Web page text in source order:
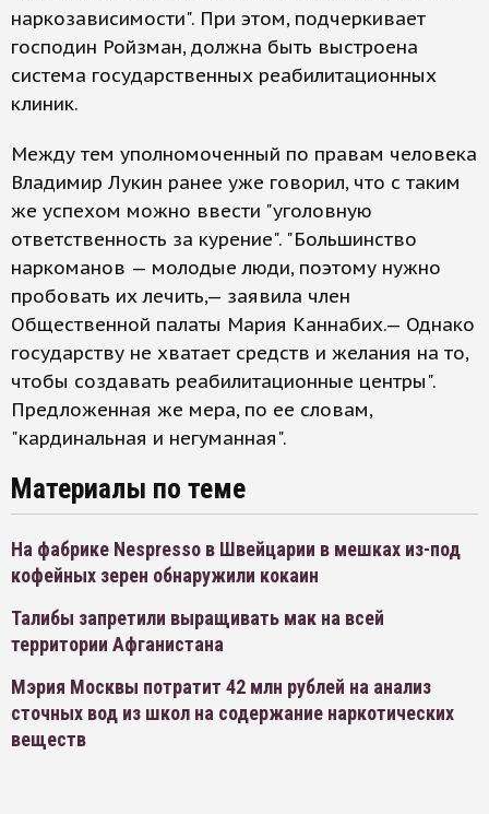
наркозависимости". При этом, подчеркивает
господин Ройзман, должна быть выстроена
система государственных реабилитационных
клиник.
Между тем уполномоченный по правам человека
Владимир Лукин ранее уже говорил, что с таким
же успехом можно ввести "уголовную
ответственность за курение". "Большинство
наркоманов — молодые люди, поэтому нужно
пробовать их лечить,— заявила член
Общественной палаты Мария Каннабих.— Однако
государству не хватает средств и желания на то,
чтобы создавать реабилитационные центры".
Предложенная же мера, по ее словам,
"кардинальная и негуманная".
Материалы по теме
На фабрике Nespresso в Швейцарии в мешках из-под
кофейных зерен обнаружили кокаин
Талибы запретили выращивать мак на всей
территории Афганистана
Мэрия Москвы потратит 42 млн рублей на анализ
сточных вод из школ на содержание наркотических
веществ